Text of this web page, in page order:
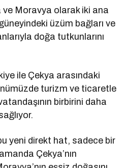
ve Moravya olarak iki ana
üzüm bağları ve
doğa tutkunlarını
ile Çekya arasındaki
turizm ve ticaretle
birbirini daha
yeni direkt hat, sadece bir
Çekya’nın